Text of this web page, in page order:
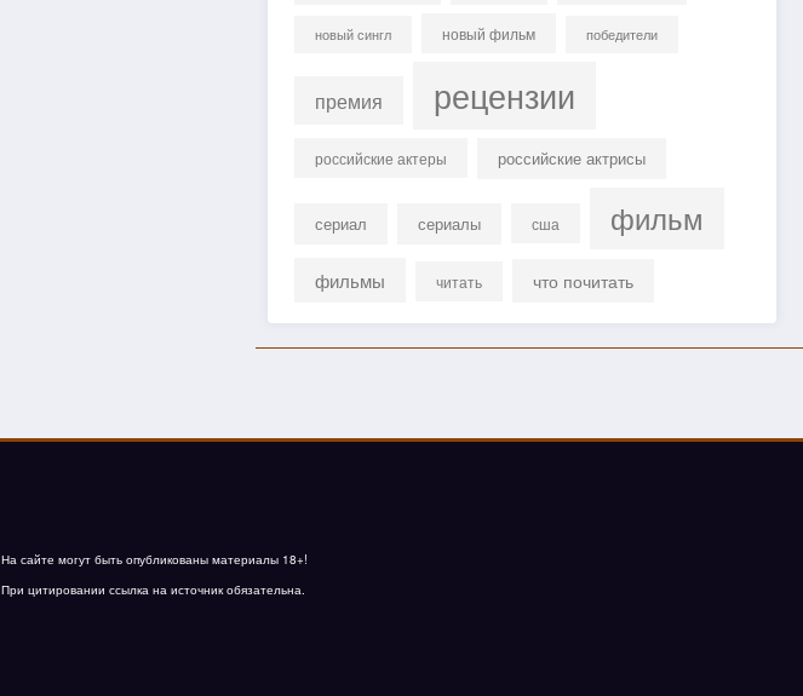
новый сингл новый фильм победители
премия рецензии
российские актеры российские актрисы
сериал сериалы сша фильм
фильмы читать что почитать
На сайте могут быть опубликованы материалы 18+!
При цитировании ссылка на источник обязательна.